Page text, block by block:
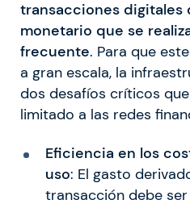
transacciones digitales
monetario que se
frecuente. Para que
a gran escala, la
dos desafíos críticos
limitado a las redes
Eficiencia en los
uso: El gasto
transacción debe